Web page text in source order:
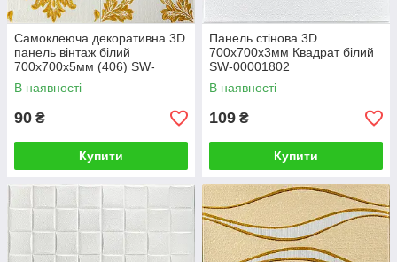
Самоклеюча декоративна 3D
панель вінтаж білий
700x700x5мм (406) SW-
00000758
В наявності
90 ₴
Купити
Панель стінова 3D
700х700х3мм Квадрат білий
SW-00001802
В наявності
109 ₴
Купити